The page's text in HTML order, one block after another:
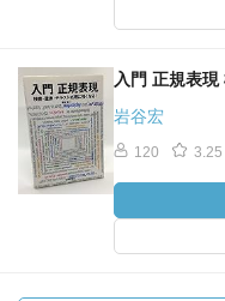
入門 正規表
岩谷宏
120 3.25